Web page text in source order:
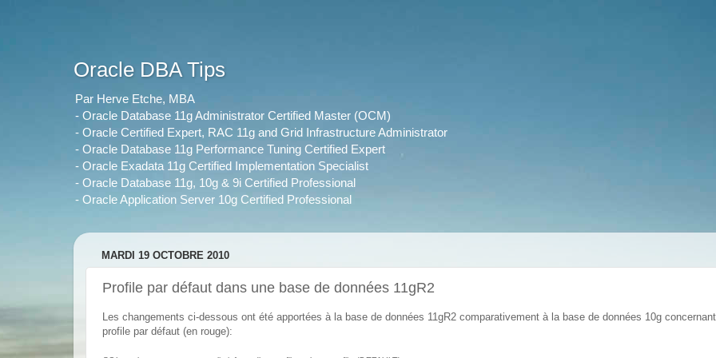
Oracle DBA Tips
Par Herve Etche, MBA
- Oracle Database 11g Administrator Certified Master (OCM)
- Oracle Certified Expert, RAC 11g and Grid Infrastructure Administrator
- Oracle Database 11g Performance Tuning Certified Expert
- Oracle Exadata 11g Certified Implementation Specialist
- Oracle Database 11g, 10g & 9i Certified Professional
- Oracle Application Server 10g Certified Professional
MARDI 19 OCTOBRE 2010
Profile par défaut dans une base de données 11gR2
Les changements ci-dessous ont été apportées à la base de données 11gR2 comparativement à la base de données 10g
profile par défaut (en rouge):